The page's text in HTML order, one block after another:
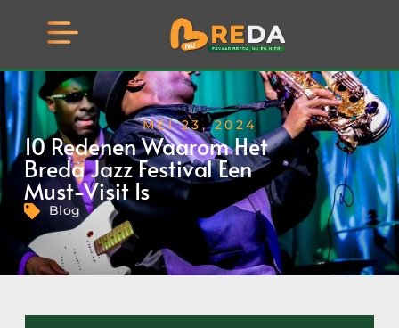
MEI 23, 2024
10 Redenen Waarom Het
Breda Jazz Festival Een
Must-Visit Is
Blog